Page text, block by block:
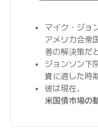
マイク・ジョ
アメリカ合衆
善の解決策だ
ジョンソン下
資に適した時
彼は現在、
米国債市場の